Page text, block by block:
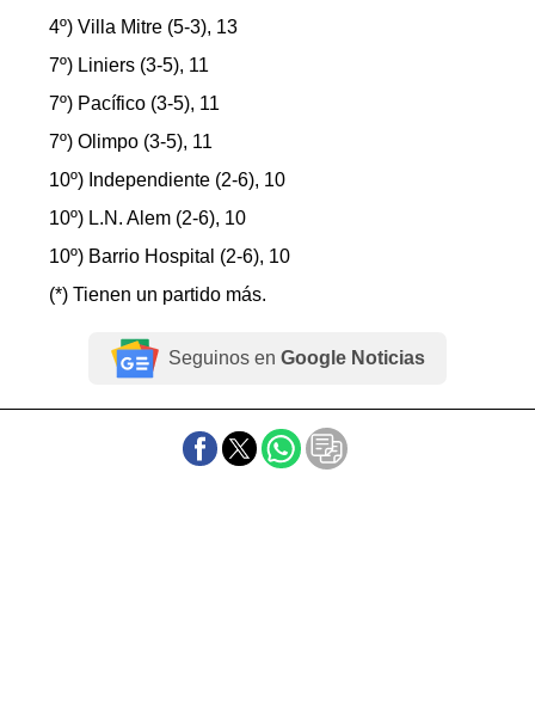
4º) Villa Mitre (5-3), 13
7º) Liniers (3-5), 11
7º) Pacífico (3-5), 11
7º) Olimpo (3-5), 11
10º) Independiente (2-6), 10
10º) L.N. Alem (2-6), 10
10º) Barrio Hospital (2-6), 10
(*) Tienen un partido más.
Seguinos en Google Noticias